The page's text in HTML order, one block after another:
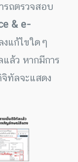
รถตรวจสอบ
& e-
แก้ไขใดๆ
ล้ว หากมีการ
ทัลจะแสดง